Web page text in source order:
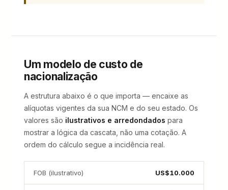
Um modelo de custo de
nacionalização
A estrutura abaixo é o que importa — encaixe as
alíquotas vigentes da sua NCM e do seu estado. Os
valores são ilustrativos e arredondados para
mostrar a lógica da cascata, não uma cotação. A
ordem do cálculo segue a incidência real.
FOB (ilustrativo) US$10.000